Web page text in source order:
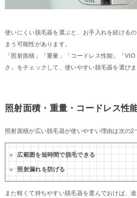
使いにくい脱毛器を選ぶと、お手入れを続ける
まう可能性があります。
「照射面積」「重量」「コードレス性能」「
さ」をチェックして、使いやすい脱毛器を選びま
照射面積・重量・コードレス性
照射面積が広い脱毛器が使いやすい理由は次の2
広範囲を短時間で脱毛できる
照射漏れを防げる
また軽くて持ちやすい脱毛器を選んでおけば、